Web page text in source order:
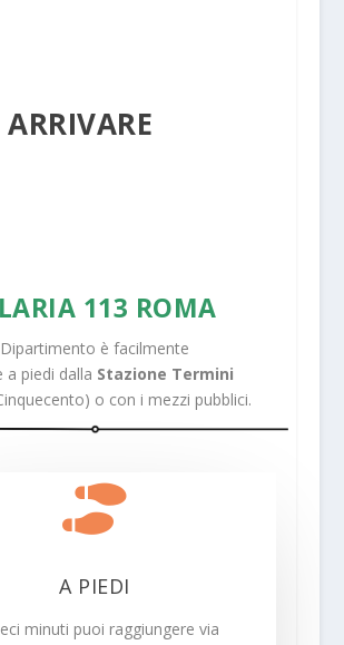
113 ROMA
è facilmente
a piedi dalla Stazione Termini
o con i mezzi pubblici.

A PIEDI
minuti puoi raggiungere via